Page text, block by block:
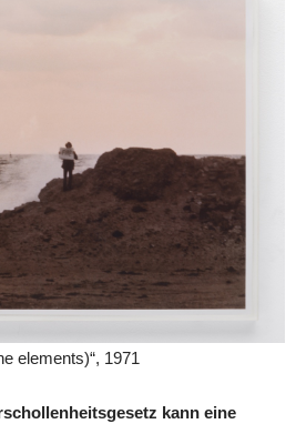
elements)“, 1971
kann eine